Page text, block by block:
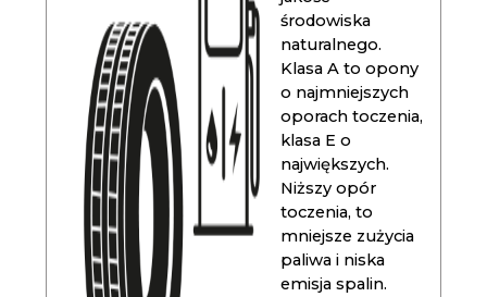
środowiska
naturalnego.
Klasa A to opony
o najmniejszych
oporach toczenia,
klasa E o
największych.
Niższy opór
toczenia, to
mniejsze zużycia
paliwa i niska
emisja spalin.